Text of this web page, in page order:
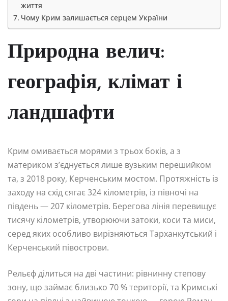
життя
Чому Крим залишається серцем України
Природна велич:
географія, клімат і
ландшафти
Крим омивається морями з трьох боків, а з
материком з’єднується лише вузьким перешийком
та, з 2018 року, Керченським мостом. Протяжність із
заходу на схід сягає 324 кілометрів, із півночі на
південь — 207 кілометрів. Берегова лінія перевищує
тисячу кілометрів, утворюючи затоки, коси та миси,
серед яких особливо вирізняються Тарханкутський і
Керченський півострови.
Рельєф ділиться на дві частини: рівнинну степову
зону, що займає близько 70 % території, та Кримські